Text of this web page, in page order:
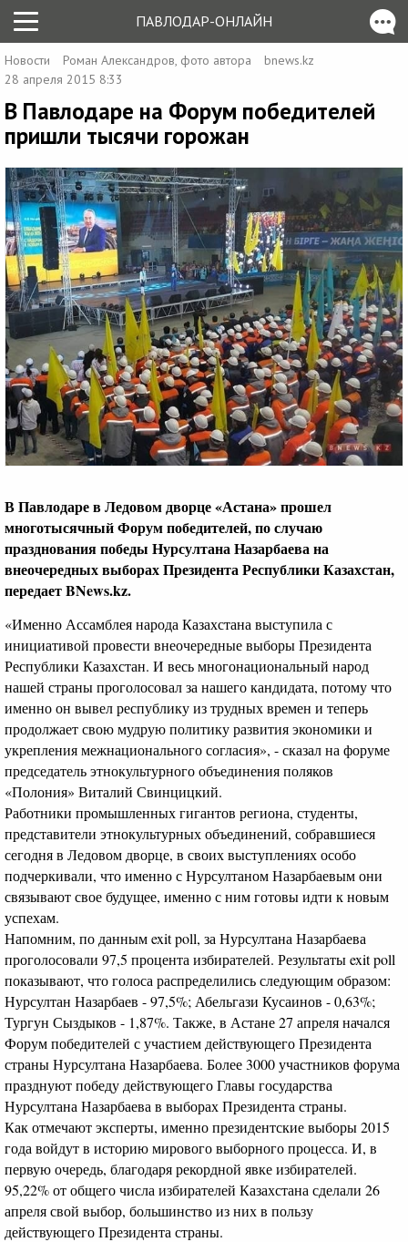
ПАВЛОДАР-ОНЛАЙН
Новости Роман Александров, фото автора
bnews.kz
28 апреля 2015 8:33
В Павлодаре на Форум победителей
пришли тысячи горожан
В Павлодаре в Ледовом дворце «Астана» прошел
многотысячный Форум победителей, по случаю
празднования победы Нурсултана Назарбаева на
внеочередных выборах Президента Республики Казахстан,
передает BNews.kz.
«Именно Ассамблея народа Казахстана выступила с
инициативой провести внеочередные выборы Президента
Республики Казахстан. И весь многонациональный народ
нашей страны проголосовал за нашего кандидата, потому что
именно он вывел республику из трудных времен и теперь
продолжает свою мудрую политику развития экономики и
укрепления межнационального согласия», - сказал на форуме
председатель этнокультурного объединения поляков
«Полония» Виталий Свинцицкий.
Работники промышленных гигантов региона, студенты,
представители этнокультурных объединений, собравшиеся
сегодня в Ледовом дворце, в своих выступлениях особо
подчеркивали, что именно с Нурсултаном Назарбаевым они
связывают свое будущее, именно с ним готовы идти к новым
успехам.
Напомним, по данным exit poll, за Нурсултана Назарбаева
проголосовали 97,5 процента избирателей. Результаты exit poll
показывают, что голоса распределились следующим образом:
Нурсултан Назарбаев - 97,5%; Абельгази Кусаинов - 0,63%;
Тургун Сыздыков - 1,87%. Также, в Астане 27 апреля начался
Форум победителей с участием действующего Президента
страны Нурсултана Назарбаева. Более 3000 участников форума
празднуют победу действующего Главы государства
Нурсултана Назарбаева в выборах Президента страны.
Как отмечают эксперты, именно президентские выборы 2015
года войдут в историю мирового выборного процесса. И, в
первую очередь, благодаря рекордной явке избирателей.
95,22% от общего числа избирателей Казахстана сделали 26
апреля свой выбор, большинство из них в пользу
действующего Президента страны.